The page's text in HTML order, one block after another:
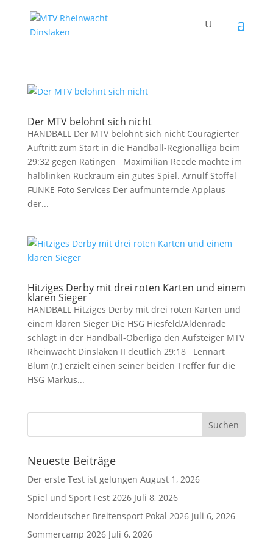
Der MTV belohnt sich nicht
HANDBALL Der MTV belohnt sich nicht Couragierter
Auftritt zum Start in die Handball-Regionalliga beim
29:32 gegen Ratingen Maximilian Reede machte im
halblinken Rückraum ein gutes Spiel. Arnulf Stoffel
FUNKE Foto Services Der aufmunternde Applaus
der...
Hitziges Derby mit drei roten Karten und einem
klaren Sieger
HANDBALL Hitziges Derby mit drei roten Karten und
einem klaren Sieger Die HSG Hiesfeld/Aldenrade
schlägt in der Handball-Oberliga den Aufsteiger MTV
Rheinwacht Dinslaken II deutlich 29:18 Lennart
Blum (r.) erzielt einen seiner beiden Treffer für die
HSG Markus...
Neueste Beiträge
Der erste Test ist gelungen August 1, 2026
Spiel und Sport Fest 2026 Juli 8, 2026
Norddeutscher Breitensport Pokal 2026 Juli 6, 2026
Sommercamp 2026 Juli 6, 2026